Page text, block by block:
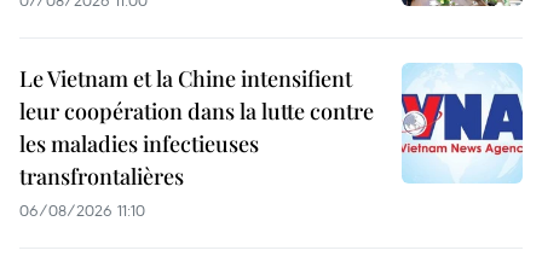
Le Vietnam et la Chine intensifient
leur coopération dans la lutte contre
les maladies infectieuses
transfrontalières
06/08/2026 11:10